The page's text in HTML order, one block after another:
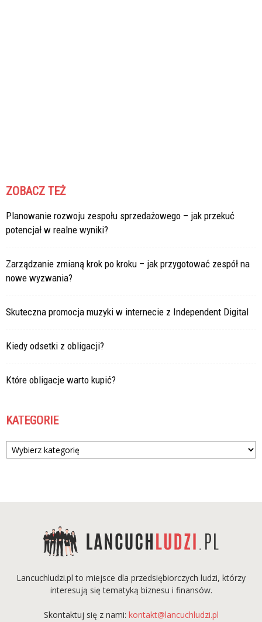
ZOBACZ TEŻ
Planowanie rozwoju zespołu sprzedażowego – jak przekuć
potencjał w realne wyniki?
Zarządzanie zmianą krok po kroku – jak przygotować zespół na
nowe wyzwania?
Skuteczna promocja muzyki w internecie z Independent Digital
Kiedy odsetki z obligacji?
Które obligacje warto kupić?
KATEGORIE
Kategorie
Lancuchludzi.pl to miejsce dla przedsiębiorczych ludzi, którzy
interesują się tematyką biznesu i finansów.
Skontaktuj się z nami: kontakt@lancuchludzi.pl